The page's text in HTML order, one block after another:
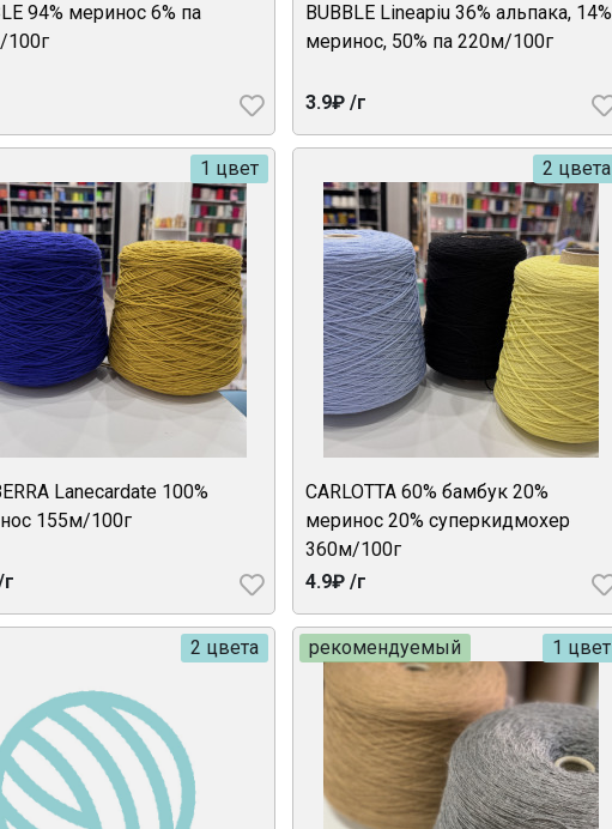
94% меринос 6% па
BUBBLE Lineapiu 36% альпака, 14%
меринос, 50% па 220м/100г
3.9₽ /г
Lanecardate 100%
155м/100г
1 цвет
CARLOTTA 60% бамбук 20%
меринос 20% суперкидмохер
360м/100г
4.9₽ /г
2 цвета
2 цвета рекомендуемый 1 цвет